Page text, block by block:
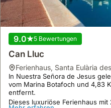
9.0 5 Bewertungen
Can Lluc
Ferienhaus, Santa Eulària
In Nuestra Señora de Jesus
vom Marina Botafoch und 4,83
entfernt.
Dieses luxuriöse Ferienhaus